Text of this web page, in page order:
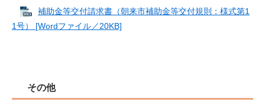
補助金等交付請求書（朝来市補助金等交付規則：様式第1
1号） [Wordファイル／20KB]
その他